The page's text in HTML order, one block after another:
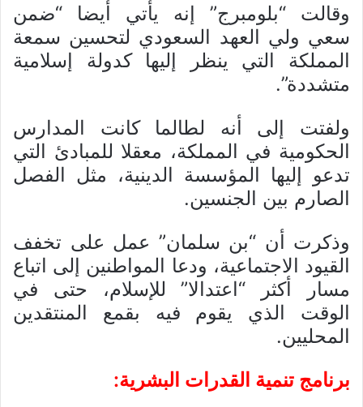
وقالت “بلومبرج” إنه يأتي أيضا “ضمن
سعي ولي العهد السعودي لتحسين سمعة
المملكة التي ينظر إليها كدولة إسلامية
متشددة”.
ولفتت إلى أنه لطالما كانت المدارس
الحكومية في المملكة، معقلا للمبادئ التي
تدعو إليها المؤسسة الدينية، مثل الفصل
الصارم بين الجنسين.
وذكرت أن “بن سلمان” عمل على تخفف
القيود الاجتماعية، ودعا المواطنين إلى اتباع
مسار أكثر “اعتدالا” للإسلام، حتى في
الوقت الذي يقوم فيه بقمع المنتقدين
المحليين.
برنامج تنمية القدرات البشرية: